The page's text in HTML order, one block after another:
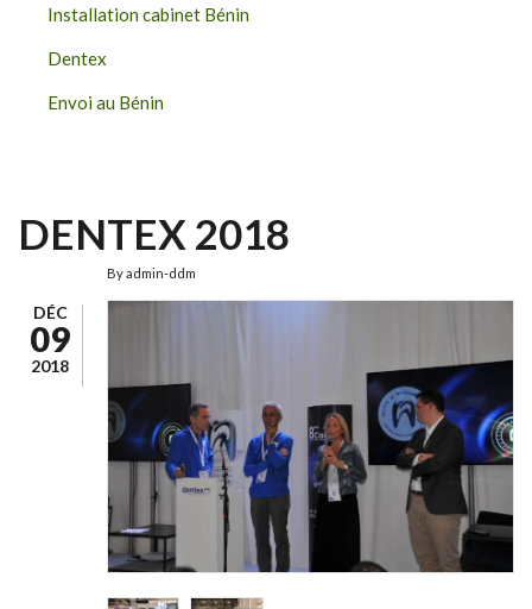
Installation cabinet Bénin
Dentex
Envoi au Bénin
DENTEX 2018
DÉC
09
2018
Byadmin-ddm